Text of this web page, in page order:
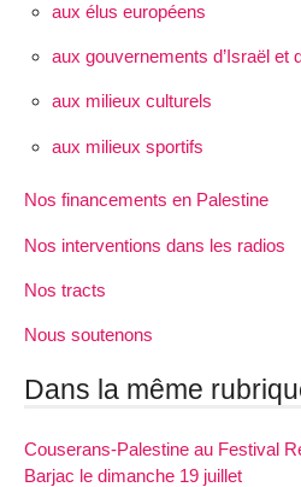
aux élus européens
aux gouvernements d’Israël et
aux milieux culturels
aux milieux sportifs
Nos financements en Palestine
Nos interventions dans les radios
Nos tracts
Nous soutenons
Dans la même
Couserans-Palestine au Festival
Barjac le dimanche 19 juillet